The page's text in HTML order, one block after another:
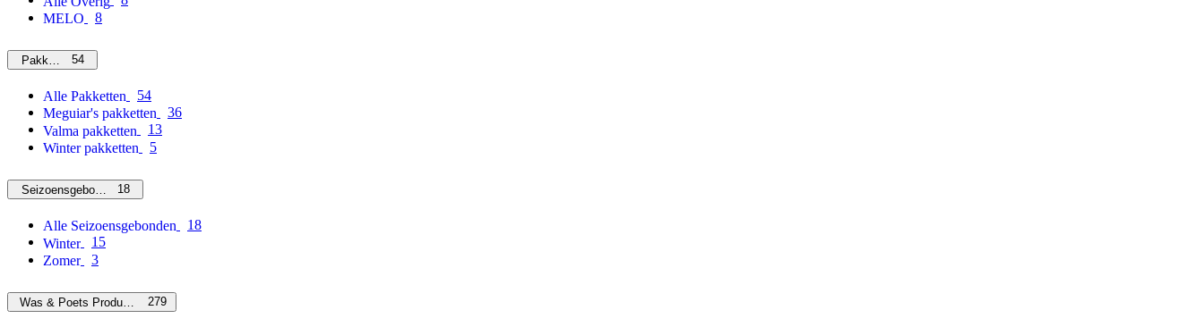
MELO
8
Pakketten54
Alle Pakketten
54
Meguiar's pakketten
36
Valma pakketten
13
Winter pakketten
5
Seizoensgebonden18
Alle Seizoensgebonden
18
Winter
15
Zomer
3
Was & Poets Producten 279